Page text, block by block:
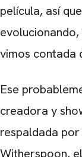
película, así
vimos contada
Ese
creadora y
respaldada
Witherspoon,